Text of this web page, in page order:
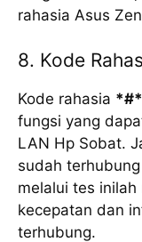
rahasia Asus
8. Kode
Kode rahasia
fungsi yang
LAN Hp Sobat.
sudah
melalui tes
kecepatan dan
terhubung.